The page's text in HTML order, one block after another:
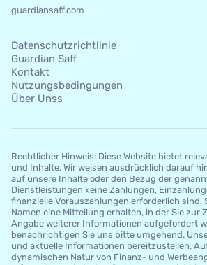
guardiansaff.com
Datenschutzrichtlinie
Guardian Saff
Kontakt
Nutzungsbedingungen
Über Unss
Rechtlicher Hinweis: Diese Website bietet
und Inhalte. Wir weisen ausdrücklich darauf
auf unsere Inhalte oder den Bezug der
Dienstleistungen keine Zahlungen,
finanzielle Vorauszahlungen erforderlich sind.
Namen eine Mitteilung erhalten, in der Sie zur
Angabe weiterer Informationen aufgefordert
benachrichtigen Sie uns bitte umgehend.
und aktuelle Informationen bereitzustellen.
dynamischen Natur von Finanz- und